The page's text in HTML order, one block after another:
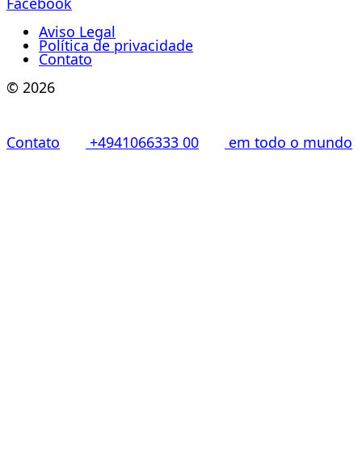
Aviso Legal
Política de privacidade
Contato
© 2026
Contato +4941066333 00 em todo o mundo